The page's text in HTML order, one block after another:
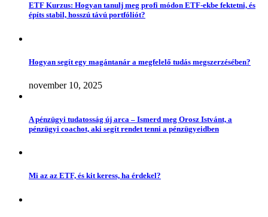
ETF Kurzus: Hogyan tanulj meg profi módon ETF-ekbe fektetni, és
építs stabil, hosszú távú portfóliót?
Hogyan segít egy magántanár a megfelelő tudás megszerzésében?
november 10, 2025
A pénzügyi tudatosság új arca – Ismerd meg Orosz Istvánt, a
pénzügyi coachot, aki segít rendet tenni a pénzügyeidben
Mi az az ETF, és kit keress, ha érdekel?